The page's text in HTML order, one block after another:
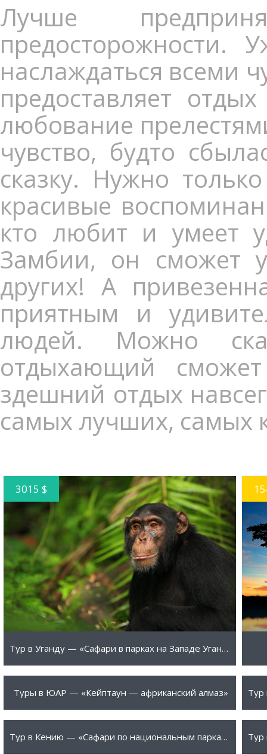
Лучше
наслаждаться всеми
предоставляет
любование
чувство, будто
сказку. Нужно
красивые
кто любит и умеет
Замбии, он сможет
других! А
приятным и
людей. Можно
отдыхающий
здешний отдых
самых лучших, самых
3015 $
ПОДРОБНЕЕ
Тур в Уганду — «Сафари в парках на Западе Уганды и треккинг к гориллам»
1255 $ ПОДРОБНЕЕ
Туры в ЮАР — «Кейптаун — африканский алмаз»
2612 $ ПОДРОБНЕЕ Тур в Кению — «Сафари по национальным паркам и Масаи Мара»